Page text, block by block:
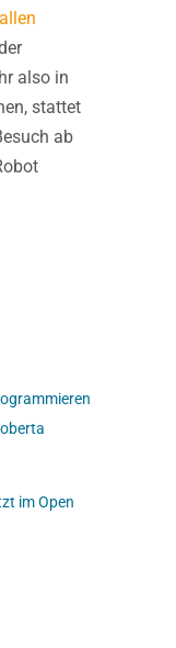
also in
stattet
ab
im Open